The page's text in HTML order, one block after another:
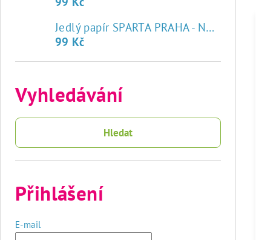
Jedlý papír SPARTA PRAHA - NOVÝ ZNAK
99 Kč
Vyhledávání
Hledat
Přihlášení
E-mail